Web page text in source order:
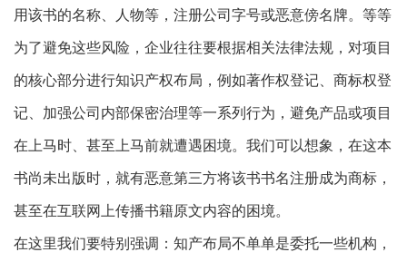
用该书的名称、人物等，注册公司字号或恶意傍名牌。等等
为了避免这些风险，企业往往要根据相关法律法规，对项目
的核心部分进行知识产权布局，例如著作权登记、商标权登
记、加强公司内部保密治理等一系列行为，避免产品或项目
在上马时、甚至上马前就遭遇困境。我们可以想象，在这本
书尚未出版时，就有恶意第三方将该书书名注册成为商标，
甚至在互联网上传播书籍原文内容的困境。
在这里我们要特别强调：知产布局不单单是委托一些机构，